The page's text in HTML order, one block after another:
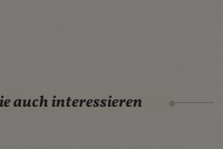
auch interessieren